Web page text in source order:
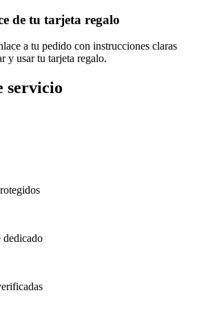
de tu tarjeta regalo
a tu pedido con instrucciones claras
y usar tu tarjeta regalo.
servicio
dedicado